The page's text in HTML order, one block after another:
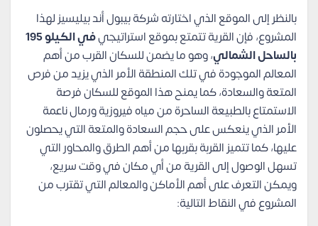
بالنظر إلى الموقع الذي اختارته شركة بيبول أند بيليسيز لهذا
المشروع، فإن القرية تتمتع بموقع استراتيجي
في الكيلو 195
بالساحل الشمالي، وهو ما يضمن للسكان القرب من أهم
المعالم الموجودة في تلك المنطقة الأمر الذي يزيد من فرص
المتعة والسعادة، كما يمنح هذا الموقع للسكان فرصة
الاستمتاع بالطبيعة الساحرة من مياه فيروزية ورمال ناعمة
الأمر الذي ينعكس على حجم السعادة والمتعة التي يحصلون
عليها، كما تتميز القربة بقربها من أهم الطرق والمحاور التي
تسهل الوصول إلى القرية من أي مكان في وقت سريع،
ويمكن التعرف على أهم الأماكن والمعالم التي تقترب من
المشروع في النقاط التالية: